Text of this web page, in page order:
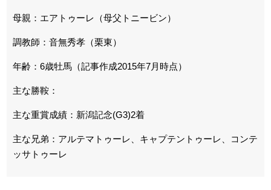
母親：エアトゥーレ（母父トニービン）
調教師：音無秀孝（栗東）
年齢：6歳牡馬（記事作成2015年7月時点）
主な勝鞍：
主な重賞成績：新潟記念(G3)2着
主な兄弟：アルテマトゥーレ、キャプテントゥーレ、コンテ
ッサトゥーレ